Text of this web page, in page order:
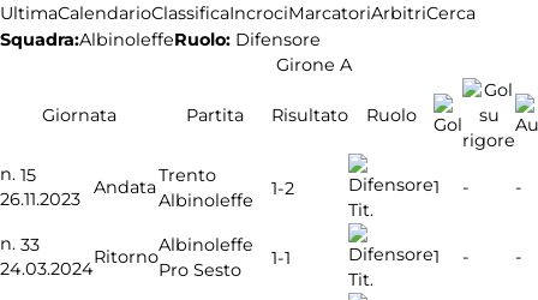
UltimaCalendarioClassificaIncrociMarcatoriArbitriCerca
Squadra:AlbinoleffeRuolo: Difensore
Girone A
Giornata Partita Risultato Ruolo
n. 15
26.11.2023
Andata
Trento
Albinoleffe
1-2
Tit.
1 - -
n. 33
24.03.2024
Ritorno
Albinoleffe
Pro Sesto
1-1
Tit.
1 - -